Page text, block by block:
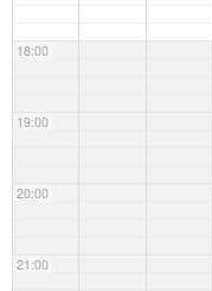
18:00
19:00
20:00
21:00